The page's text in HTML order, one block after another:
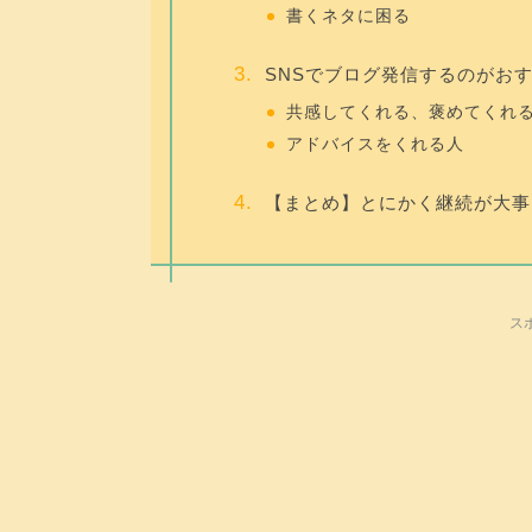
書くネタに困る
SNSでブログ発信するのがお
共感してくれる、褒めてくれ
アドバイスをくれる人
【まとめ】とにかく継続が大事
ス